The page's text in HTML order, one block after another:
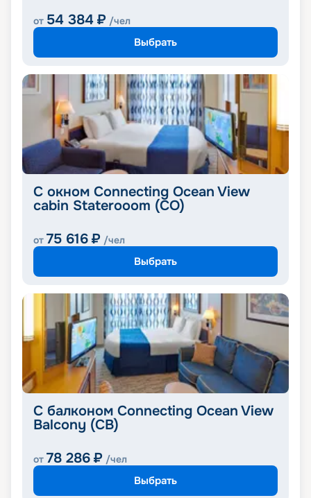
от 54 384 ₽ /чел
Выбрать
C окном Connecting Ocean View
cabin Staterooom (CO)
от 75 616 ₽ /чел
Выбрать
С балконом Connecting Ocean View
Balcony (CB)
от 78 286 ₽ /чел
Выбрать